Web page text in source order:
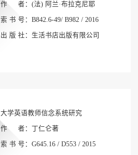
作 者：(法) 阿兰·布拉克尼耶
索 书 号：B842.6-49/ B982 / 2016
出 版 社：生活书店出版有限公司
大学英语教师信念系统研究
作 者：丁仁仑著
索 书 号：G645.16 / D553 / 2015